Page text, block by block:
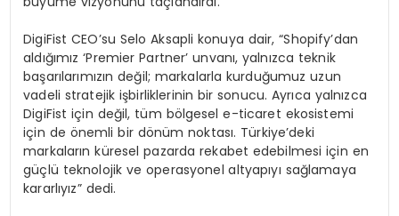
DigiFist CEO’su Selo Aksapli konuya dair, “Shopify’dan
aldığımız ‘Premier Partner’ unvanı, yalnızca teknik
başarılarımızın değil; markalarla kurduğumuz uzun
vadeli stratejik işbirliklerinin bir sonucu. Ayrıca yalnızca
DigiFist için değil, tüm bölgesel e-ticaret ekosistemi
için de önemli bir dönüm noktası. Türkiye’deki
markaların küresel pazarda rekabet edebilmesi için en
güçlü teknolojik ve operasyonel altyapıyı sağlamaya
kararlıyız” dedi.